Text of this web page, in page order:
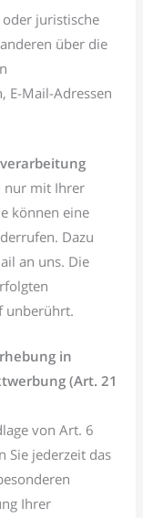
juristische
über die
E-Mail-Adressen
nur mit Ihrer
können eine
Dazu
an uns. Die
unberührt.
in
(Art. 21
von Art. 6
Sie jederzeit das
Ihrer